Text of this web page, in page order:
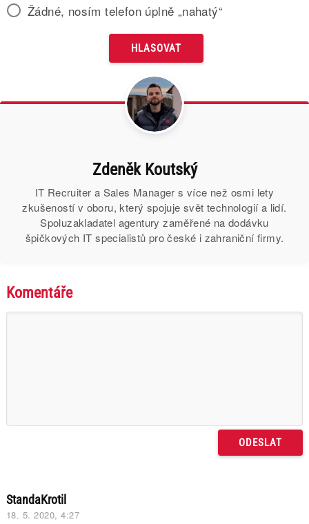
Žádné, nosím telefon úplně „nahatý“
Zdeněk Koutský
IT Recruiter a Sales Manager s více než osmi lety
zkušeností v oboru, který spojuje svět technologií a lidí.
Spoluzakladatel agentury zaměřené na dodávku
špičkových IT specialistů pro české i zahraniční firmy.
Komentáře
StandaKrotil
18. 5. 2020, 4:27